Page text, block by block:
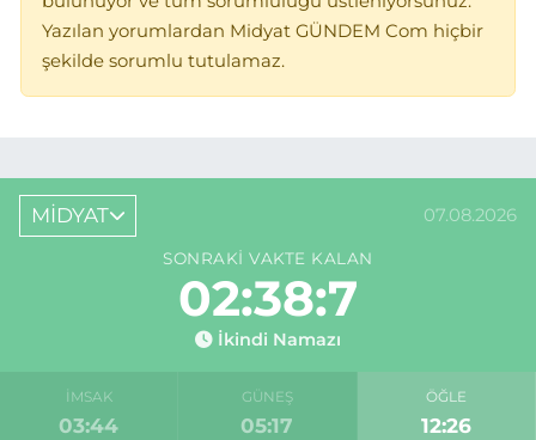
Yazılan yorumlardan Midyat GÜNDEM Com hiçbir
şekilde sorumlu tutulamaz.
MİDYAT 07.08.2026
SONRAKI VAKTE KALAN
02:38:7
İkindi Namazı
İMSAK
03:44
GÜNEŞ
05:17
ÖĞLE
12:26